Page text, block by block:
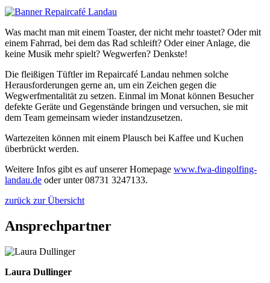
Was macht man mit einem Toaster, der nicht mehr toastet? Oder mit
einem Fahrrad, bei dem das Rad schleift? Oder einer Anlage, die
keine Musik mehr spielt? Wegwerfen? Denkste!
Die fleißigen Tüftler im Repaircafé Landau nehmen solche
Herausforderungen gerne an, um ein Zeichen gegen die
Wegwerfmentalität zu setzen. Einmal im Monat können Besucher
defekte Geräte und Gegenstände bringen und versuchen, sie mit
dem Team gemeinsam wieder instandzusetzen.
Wartezeiten können mit einem Plausch bei Kaffee und Kuchen
überbrückt werden.
Weitere Infos gibt es auf unserer Homepage www.fwa-dingolfing-
landau.de oder unter 08731 3247133.
zurück zur Übersicht
Ansprechpartner
Laura Dullinger